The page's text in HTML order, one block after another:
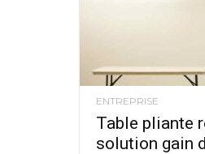
ENTREPRISE
Table pliante
solution gain